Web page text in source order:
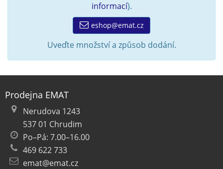
informací).
eshop@emat.cz
Uveďte množství a způsob dodání.
Prodejna EMAT
Nerudova 1243
537 01 Chrudim
Po–Pá: 7.00–16.00
469 622 733
emat@emat.cz